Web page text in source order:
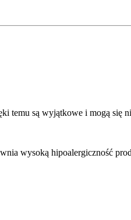
temu są wyjątkowe i mogą się
wysoką hipoalergiczność